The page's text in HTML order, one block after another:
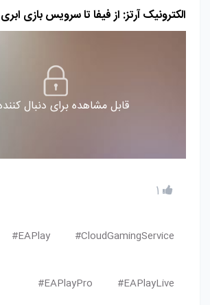
الکترونیک آرتز: از فیفا تا سرویس بازی ابری EA Play
قابل مشاهده برای دنبال
1
CloudGamingService#
EAPlay#
EAPlayLive#
EAPlayPro#